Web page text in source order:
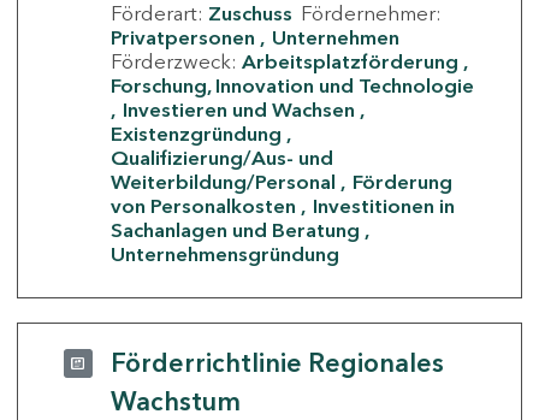
Förderart: Zuschuss Fördernehmer:
Privatpersonen
Unternehmen
Förderzweck: Arbeitsplatzförderung
Forschung, Innovation und Technologie
Investieren und Wachsen
Existenzgründung
Qualifizierung/Aus- und
Weiterbildung/Personal
Förderung
von Personalkosten
Investitionen in
Sachanlagen und Beratung
Unternehmensgründung
Förderrichtlinie Regionales
Wachstum